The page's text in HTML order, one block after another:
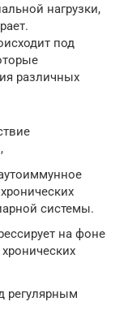
нагрузки,
под
различных
системы.
на фоне
регулярным